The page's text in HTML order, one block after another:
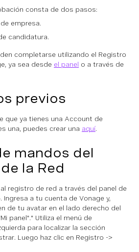
consta de dos pasos:
empresa.
candidatura.
completarse utilizando el Registro
ya sea desde el panel o a través de
previos
que ya tienes una Account de
una, puedes crear una aquí.
mandos del
la Red
registro de red a través del panel de
Ingresa a tu cuenta de Vonage y,
de tu avatar en el lado derecho del
panel"." Utiliza el menú de
para localizar la sección
Luego haz clic en Registro ->